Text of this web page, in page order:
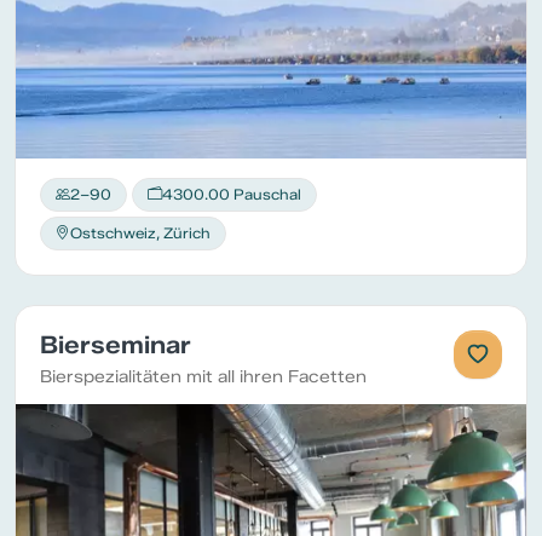
2–90 4300.00 Pauschal
Ostschweiz, Zürich
Bierseminar
Bierspezialitäten mit all ihren Facetten